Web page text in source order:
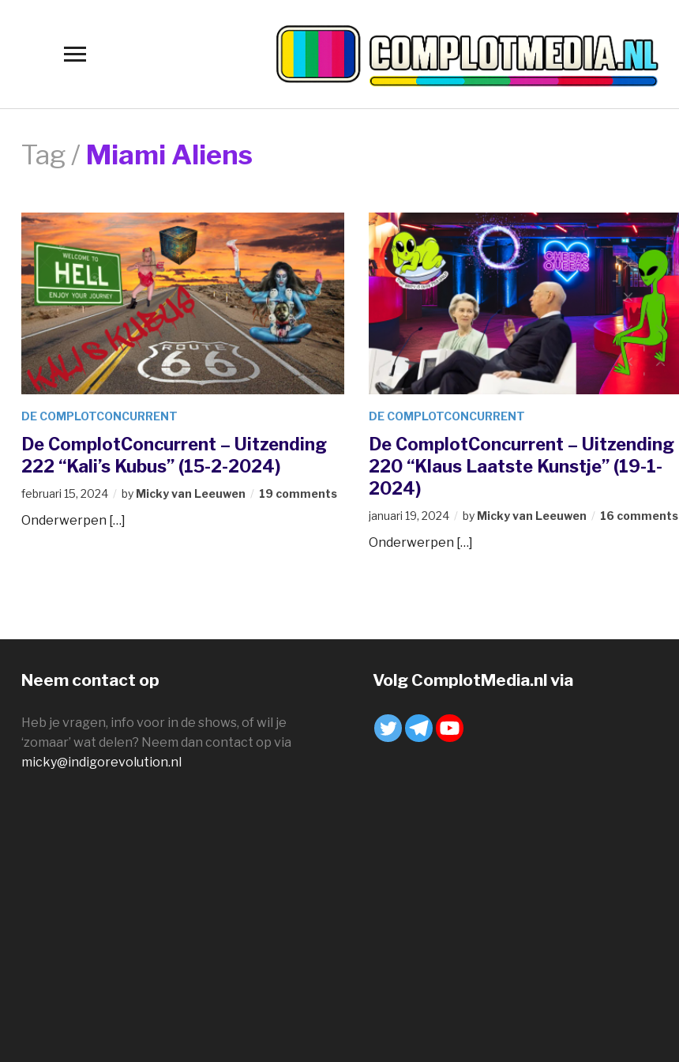
Toggle
Tag / Miami Aliens
DE COMPLOTCONCURRENT
De ComplotConcurrent – Uitzending
222 “Kali’s Kubus” (15-2-2024)
februari 15, 2024 by Micky van Leeuwen 19 comments
Onderwerpen […]
DE COMPLOTCONCURRENT
De ComplotConcurrent – Uitzending
220 “Klaus Laatste Kunstje” (19-1-
2024)
januari 19, 2024 by Micky van Leeuwen 16 comments
Onderwerpen […]
Neem contact op
Heb je vragen, info voor in de shows, of wil je
‘zomaar’ wat delen? Neem dan contact op via
micky@indigorevolution.nl
Volg ComplotMedia.nl via